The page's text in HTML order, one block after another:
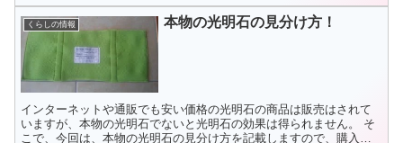
くらしの情報 本物の光明石の見分け方！
インターネットや通販でも安い価格の光明石の商品は販売はされて
いますが、本物の光明石でないと光明石の効果は得られません。 そ
こで、今回は、本物の光明石の見分け方を記載しますので、購入の